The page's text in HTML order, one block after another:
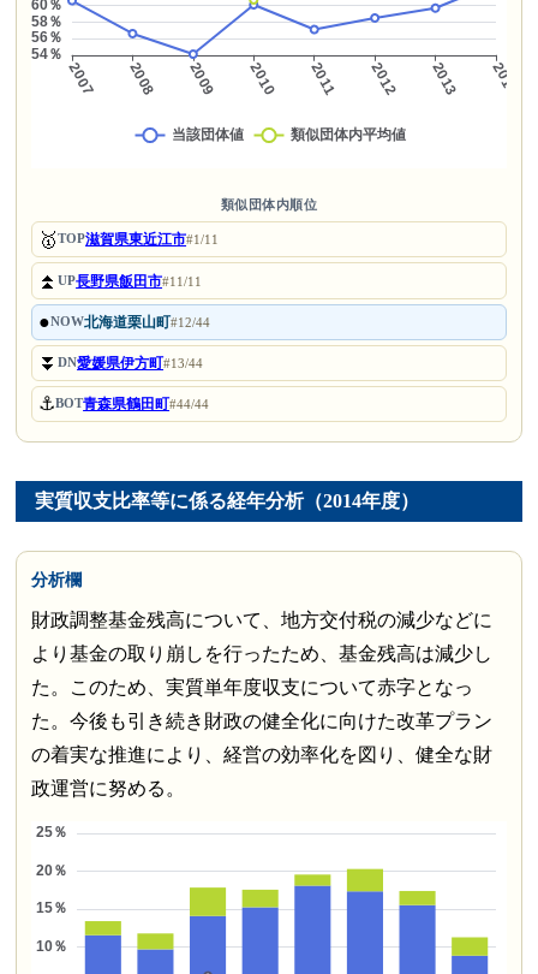
類似団体内順位
🥇TOP滋賀県東近江市#1/11
⏫UP長野県飯田市#11/11
●NOW北海道栗山町#12/44
⏬DN愛媛県伊方町#13/44
⚓BOT青森県鶴田町#44/44
実質収支比率等に係る経年分析（2014年度）
分析欄
財政調整基金残高について、地方交付税の減少などに
より基金の取り崩しを行ったため、基金残高は減少し
た。このため、実質単年度収支について赤字となっ
た。今後も引き続き財政の健全化に向けた改革プラン
の着実な推進により、経営の効率化を図り、健全な財
政運営に努める。